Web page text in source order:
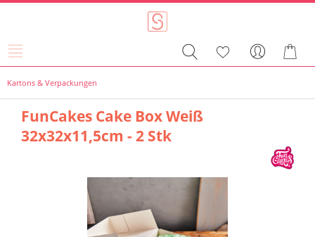
Kartons & Verpackungen
FunCakes Cake Box Weiß
32x32x11,5cm - 2 Stk